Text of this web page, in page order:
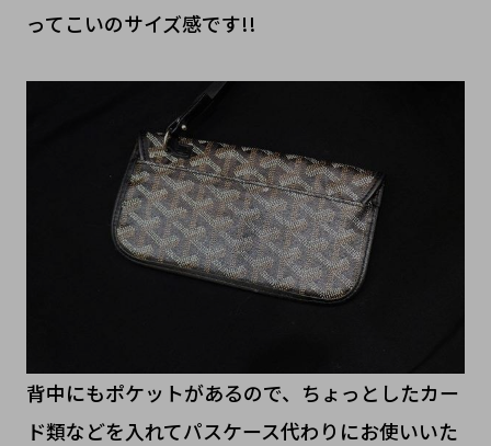
ってこいのサイズ感です!!
背中にもポケットがあるので、ちょっとしたカー
ド類などを入れてパスケース代わりにお使いいた